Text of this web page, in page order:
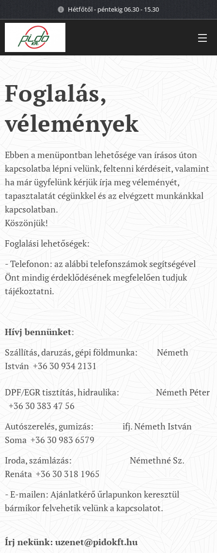
Hétfőtől - péntekig 06.30 - 15.30
Foglalás,
vélemények
Ebben a menüpontban lehetősége van írásos úton
kapcsolatba lépni velünk, feltenni kérdéseit, valamint
ha már ügyfelünk kérjük írja meg véleményét,
tapasztalatát cégünkkel és az elvégzett munkánkkal
kapcsolatban.
Köszönjük!
Foglalási lehetőségek:
- Telefonon: az alábbi telefonszámok segítségével
Önt mindig érdeklődésének megfelelően tudjuk
tájékoztatni.
Hívj bennünket:
Szállítás, daruzás, gépi földmunka: Németh
István +36 30 934 2131
DPF/EGR tisztítás, hidraulika: Németh Péter
+36 30 383 47 56
Autószerelés, gumizás: ifj. Németh István
Soma +36 30 983 6579
Iroda, számlázás: Némethné Sz.
Renáta +36 30 318 1965
- E-mailen: Ajánlatkérő űrlapunkon keresztül
bármikor felvehetik velünk a kapcsolatot.
Írj nekünk: uzenet@pidokft.hu